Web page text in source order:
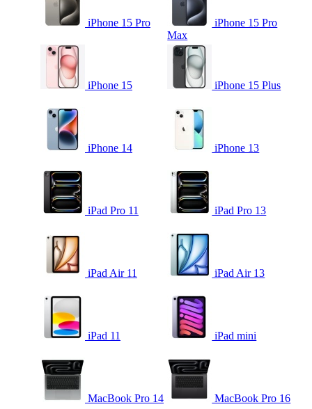
iPhone 15 Pro
iPhone 15 Pro
Max
iPhone 15 iPhone 15 Plus
iPhone 14 iPhone 13
iPad Pro 11 iPad Pro 13
iPad Air 11 iPad Air 13
iPad 11 iPad mini
MacBook Pro 14 MacBook Pro 16